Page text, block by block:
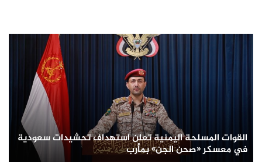
القوات المسلحة اليمنية تعلن استهداف تحشيدات سعودية
في معسكر «صحن الجن» بمأرب